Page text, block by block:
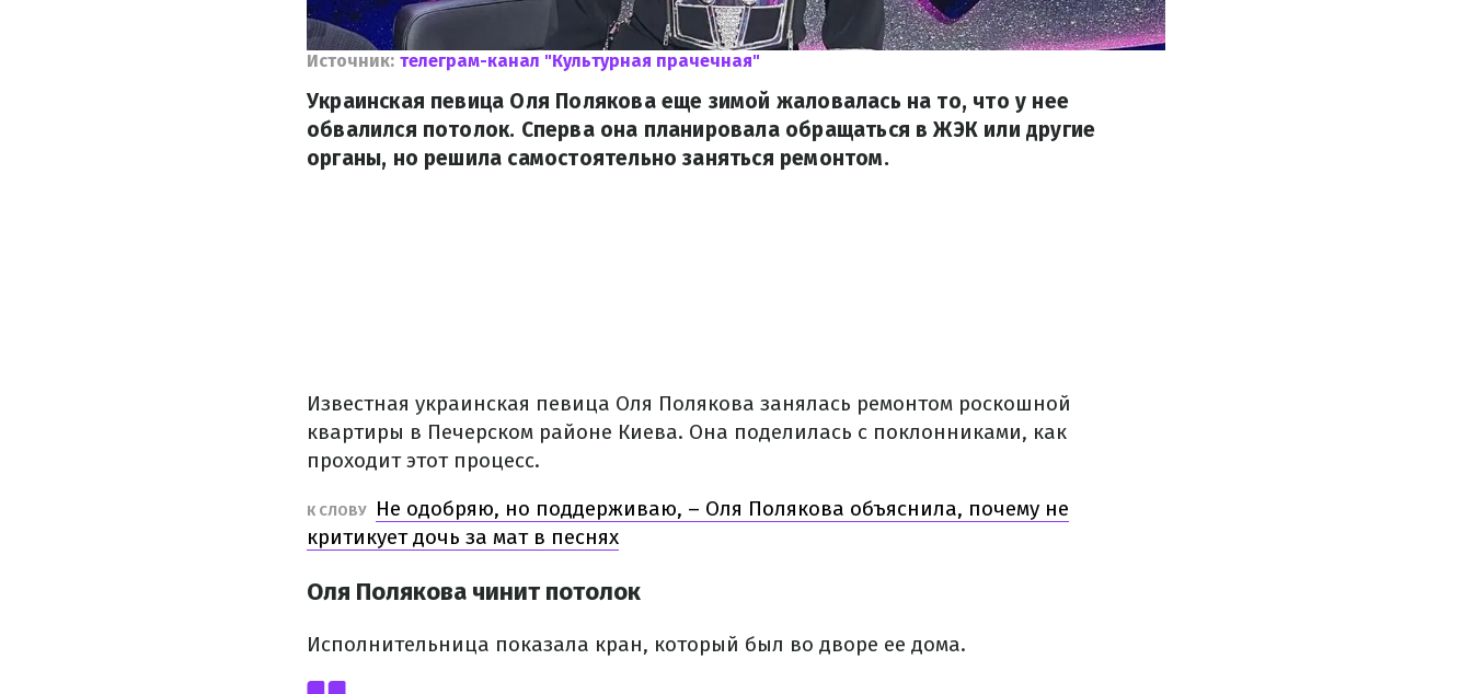
Источник: телеграм-канал "Культурная прачечная"
Украинская певица Оля Полякова еще зимой жаловалась на то, что у нее
обвалился потолок. Сперва она планировала обращаться в ЖЭК или другие
органы, но решила самостоятельно заняться ремонтом.
Известная украинская певица Оля Полякова занялась ремонтом роскошной
квартиры в Печерском районе Киева. Она поделилась с поклонниками, как
проходит этот процесс.
К СЛОВУ
Не одобряю, но поддерживаю, – Оля Полякова объяснила, почему не
критикует дочь за мат в песнях
Оля Полякова чинит потолок
Исполнительница показала кран, который был во дворе ее дома.